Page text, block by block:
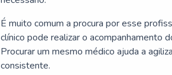
É muito comum a procura por esse
clínico pode realizar o acompanhamento
Procurar um mesmo médico ajuda a
consistente.